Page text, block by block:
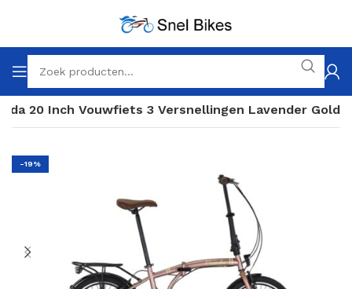
20 Inch Vouwfiets 3 Versnellingen Lavender Gold
-19%